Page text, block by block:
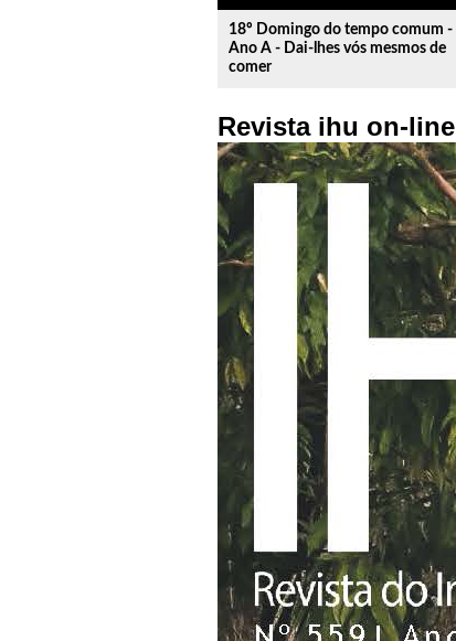
18º Domingo do tempo comum -
Ano A - Dai-lhes vós mesmos de
comer
Revista ihu on-line